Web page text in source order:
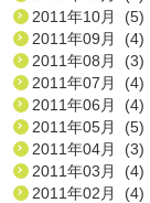
2011年10月 (5)
2011年09月 (4)
2011年08月 (3)
2011年07月 (4)
2011年06月 (4)
2011年05月 (5)
2011年04月 (3)
2011年03月 (4)
2011年02月 (4)